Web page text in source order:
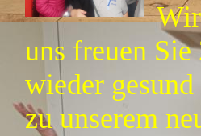
uns freuen Sie
wieder
zu unserem